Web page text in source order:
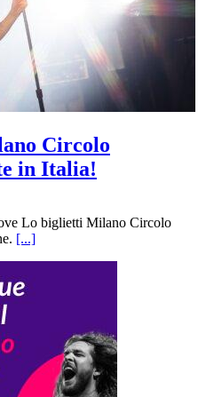
Circolo
in Italia!
Lo biglietti Milano Circolo
[...]